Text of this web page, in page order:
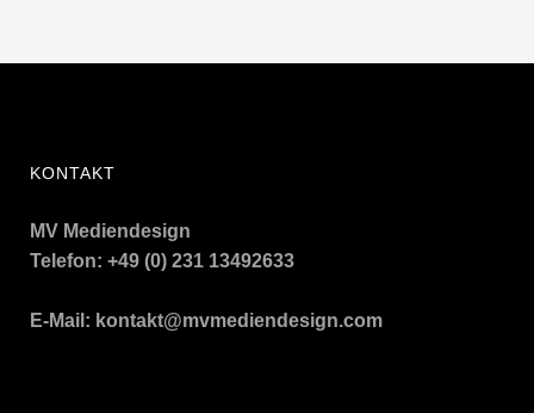
KONTAKT
MV Mediendesign
Telefon: +49 (0) 231 13492633
E-Mail: kontakt@mvmediendesign.com